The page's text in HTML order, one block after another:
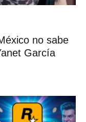
no sabe
García